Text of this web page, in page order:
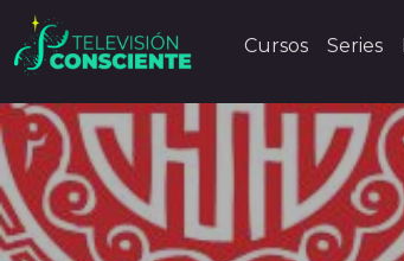
Cursos Series